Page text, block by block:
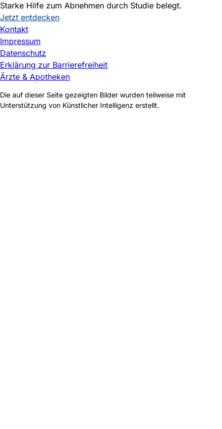
Starke Hilfe zum Abnehmen durch Studie belegt.
Jetzt entdecken
Kontakt
Impressum
Datenschutz
Erklärung zur Barrierefreiheit
Ärzte & Apotheken
Die auf dieser Seite gezeigten Bilder wurden teilweise mit
Unterstützung von Künstlicher Intelligenz erstellt.